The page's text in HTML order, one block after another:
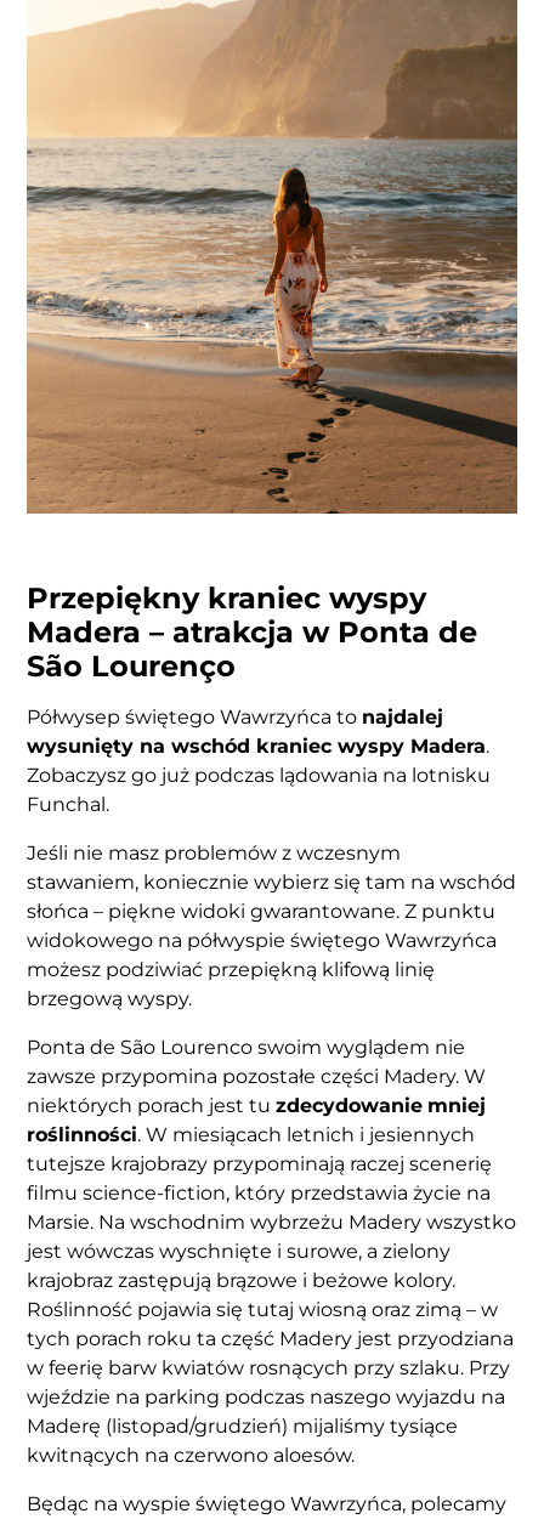
Przepiękny kraniec wyspy
Madera – atrakcja w Ponta de
São Lourenço
Półwysep świętego Wawrzyńca to najdalej
wysunięty na wschód kraniec wyspy Madera.
Zobaczysz go już podczas lądowania na lotnisku
Funchal.
Jeśli nie masz problemów z wczesnym
stawaniem, koniecznie wybierz się tam na wschód
słońca – piękne widoki gwarantowane. Z punktu
widokowego na półwyspie świętego Wawrzyńca
możesz podziwiać przepiękną klifową linię
brzegową wyspy.
Ponta de São Lourenco swoim wyglądem nie
zawsze przypomina pozostałe części Madery. W
niektórych porach jest tuzdecydowanie mniej
roślinności. W miesiącach letnich i jesiennych
tutejsze krajobrazy przypominają raczej scenerię
filmu science-fiction, który przedstawia życie na
Marsie. Na wschodnim wybrzeżu Madery wszystko
jest wówczas wyschnięte i surowe, a zielony
krajobraz zastępują brązowe i beżowe kolory.
Roślinność pojawia się tutaj wiosną oraz zimą – w
tych porach roku ta część Madery jest przyodziana
w feerię barw kwiatów rosnących przy szlaku. Przy
wjeździe na parking podczas naszego wyjazdu na
Maderę (listopad/grudzień) mijaliśmy tysiące
kwitnących na czerwono aloesów.
Będąc na wyspie świętego Wawrzyńca, polecamy